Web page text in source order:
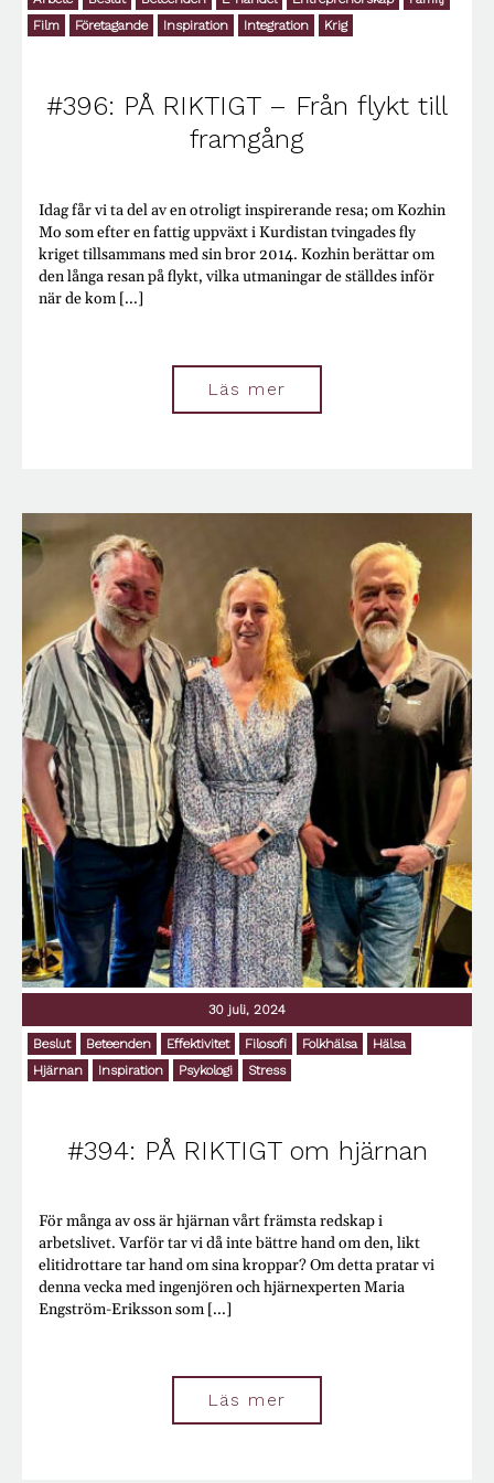
Film
Företagande Inspiration Integration Krig
#396: PÅ RIKTIGT – Från flykt till
framgång
Idag får vi ta del av en otroligt inspirerande resa; om Kozhin
Mo som efter en fattig uppväxt i Kurdistan tvingades fly
kriget tillsammans med sin bror 2014. Kozhin berättar om
den långa resan på flykt, vilka utmaningar de ställdes inför
när de kom [...]
Läs mer
30 juli, 2024
Beslut Beteenden Effektivitet Filosofi Folkhälsa
Hälsa
Hjärnan
Inspiration Psykologi Stress
#394: PÅ RIKTIGT om hjärnan
För många av oss är hjärnan vårt främsta redskap i
arbetslivet. Varför tar vi då inte bättre hand om den, likt
elitidrottare tar hand om sina kroppar? Om detta pratar vi
denna vecka med ingenjören och hjärnexperten Maria
Engström-Eriksson som [...]
Läs mer
Influencers
Information
Integration
Jämförelse
Jämlikhet
Jobba utomlands
Juridik
Klimat
Lögner
Lyssnarbesök
Magi
Mat & dryck
Matsvinn
Media
Mode
Musikbranchen
Näthandel
Nudging
Nyhetsrapportering
Okategoriserat
Övernaturligt
Parekonomi
Pension
Piratkopiering
Politik
PR
Prepping
Prostitution
Psykiskt våld
Psykologi
Radio
Reklam
Religion
Riksbanken
Sekter
Semester
Sex
Sjukdom
Sjukskrivningar
Skilsmässa